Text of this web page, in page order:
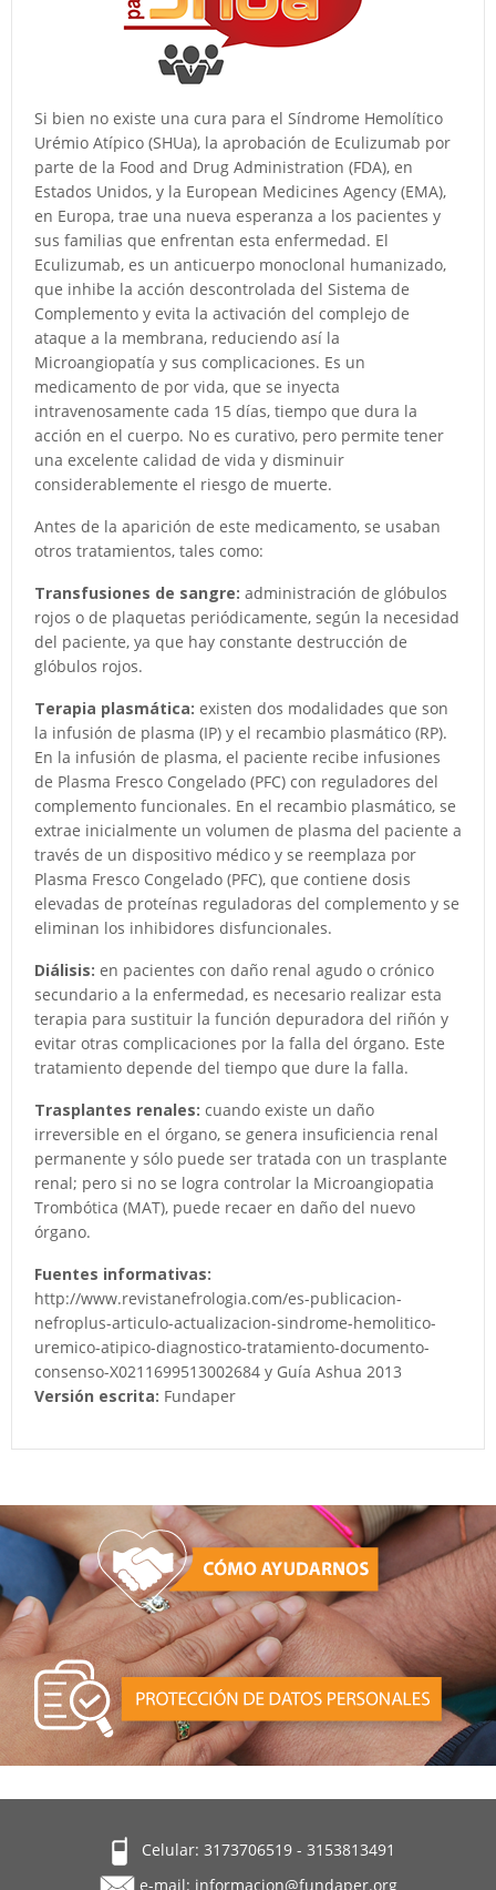
Si bien no existe una cura para el Síndrome Hemolítico
Urémio Atípico (SHUa), la aprobación de Eculizumab por
parte de la Food and Drug Administration (FDA), en
Estados Unidos, y la European Medicines Agency (EMA),
en Europa, trae una nueva esperanza a los pacientes y
sus familias que enfrentan esta enfermedad. El
Eculizumab, es un anticuerpo monoclonal humanizado,
que inhibe la acción descontrolada del Sistema de
Complemento y evita la activación del complejo de
ataque a la membrana, reduciendo así la
Microangiopatía y sus complicaciones. Es un
medicamento de por vida, que se inyecta
intravenosamente cada 15 días, tiempo que dura la
acción en el cuerpo. No es curativo, pero permite tener
una excelente calidad de vida y disminuir
considerablemente el riesgo de muerte.
Antes de la aparición de este medicamento, se usaban
otros tratamientos, tales como:
Transfusiones de sangre: administración de glóbulos
rojos o de plaquetas periódicamente, según la necesidad
del paciente, ya que hay constante destrucción de
glóbulos rojos.
Terapia plasmática: existen dos modalidades que son
la infusión de plasma (IP) y el recambio plasmático (RP).
En la infusión de plasma, el paciente recibe infusiones
de Plasma Fresco Congelado (PFC) con reguladores del
complemento funcionales. En el recambio plasmático, se
extrae inicialmente un volumen de plasma del paciente a
través de un dispositivo médico y se reemplaza por
Plasma Fresco Congelado (PFC), que contiene dosis
elevadas de proteínas reguladoras del complemento y se
eliminan los inhibidores disfuncionales.
Diálisis: en pacientes con daño renal agudo o crónico
secundario a la enfermedad, es necesario realizar esta
terapia para sustituir la función depuradora del riñón y
evitar otras complicaciones por la falla del órgano. Este
tratamiento depende del tiempo que dure la falla.
Trasplantes renales: cuando existe un daño
irreversible en el órgano, se genera insuficiencia renal
permanente y sólo puede ser tratada con un trasplante
renal; pero si no se logra controlar la Microangiopatia
Trombótica (MAT), puede recaer en daño del nuevo
órgano.
Fuentes informativas:
http://www.revistanefrologia.com/es-publicacion-
nefroplus-articulo-actualizacion-sindrome-hemolitico-
uremico-atipico-diagnostico-tratamiento-documento-
consenso-X0211699513002684 y Guía Ashua 2013
Versión escrita: Fundaper
Celular: 3173706519 - 3153813491
e-mail: informacion@fundaper.org